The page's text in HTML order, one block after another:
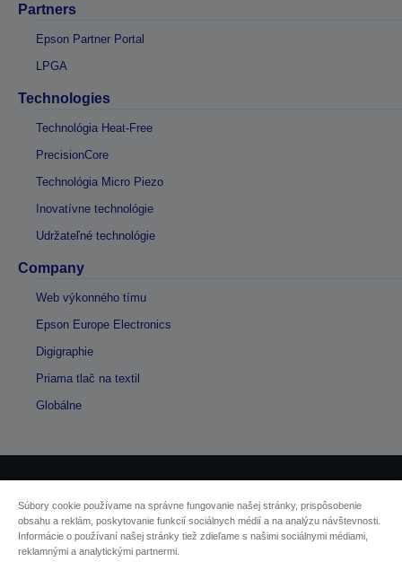
Partners
Epson Partner Portal
LPGA
Technologies
Technológia Heat-Free
PrecisionCore
Technológia Micro Piezo
Inovatívne technológie
Udržateľné technológie
Company
Web výkonného tímu
Epson Europe Electronics
Digigraphie
Priama tlač na textil
Globálne
Vyhlásenie o ochrane osobných údajov
Súbory cookie používame na správne fungovanie našej stránky, prispôsobenie
obsahu a reklám, poskytovanie funkcií sociálnych médií a na analýzu návštevnosti.
Informácie o používaní našej stránky tiež zdieľame s našimi sociálnymi médiami,
reklamnými a analytickými partnermi.